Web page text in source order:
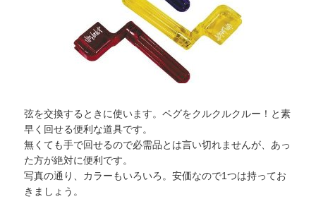
弦を交換するときに使います。ペグをクルクルクルー！と素
早く回せる便利な道具です。
無くても手で回せるので必需品とは言い切れませんが、あっ
た方が絶対に便利です。
写真の通り、カラーもいろいろ。安価なので1つは持ってお
きましょう。